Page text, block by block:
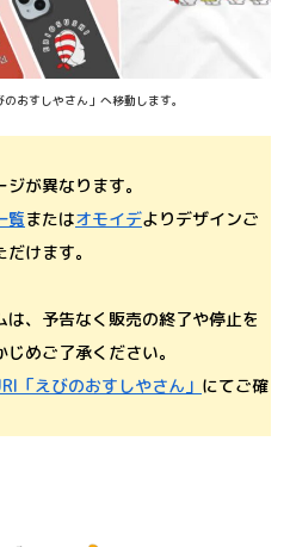
おすしやさん」へ移動します。
が異なります。
覧またはオモイデよりデザインご
けます。
、予告なく販売の終了や停止を
めご了承ください。
「えびのおすしやさん」 にてご確